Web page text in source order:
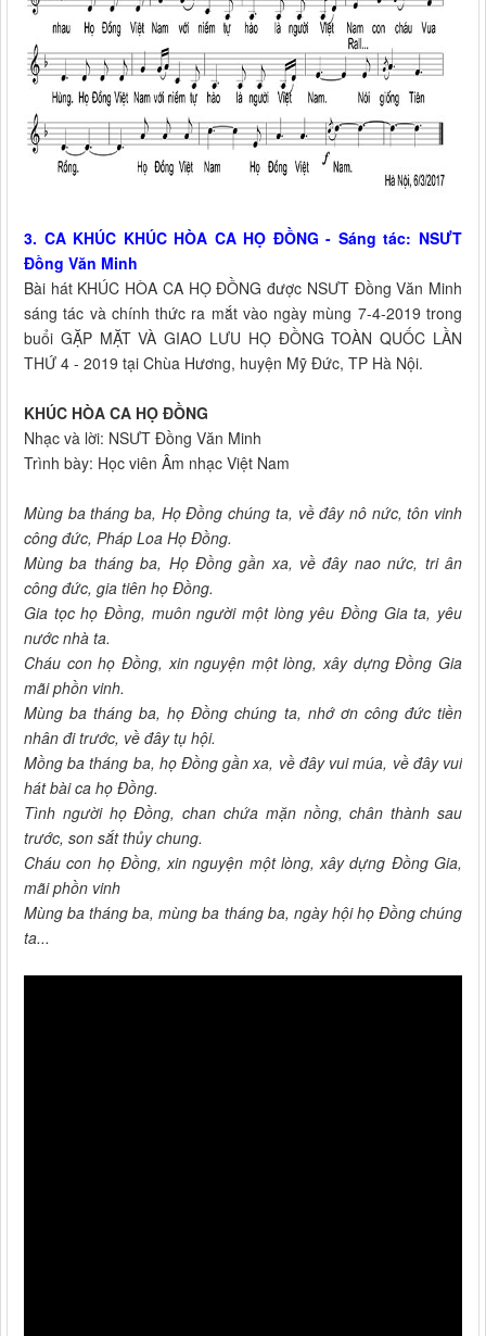
3. CA KHÚC KHÚC HÒA CA HỌ ĐỒNG- Sáng tác: NSƯT
Đồng Văn Minh
Bài hát KHÚC HÒA CA HỌ ĐỒNG được NSƯT Đồng Văn Minh
sáng tác và chính thức ra mắt vào ngày mùng 7-4-2019 trong
buổi GẶP MẶT VÀ GIAO LƯU HỌ ĐỒNG TOÀN QUỐC LẦN
THỨ 4 - 2019 tại Chùa Hương, huyện Mỹ Đức, TP Hà Nội.
KHÚC HÒA CA HỌ ĐỒNG
Nhạc và lời: NSƯT Đồng Văn Minh
Trình bày: Học viên Âm nhạc Việt Nam
Mùng ba tháng ba, Họ Đồng chúng ta, về đây nô nức, tôn vinh
công đức, Pháp Loa Họ Đồng.
Mùng ba tháng ba, Họ Đồng gần xa, về đây nao nức, tri ân
công đức, gia tiên họ Đồng.
Gia tọc họ Đồng, muôn người một lòng yêu Đồng Gia ta, yêu
nước nhà ta.
Cháu con họ Đồng, xin nguyện một lòng, xây dựng Đồng Gia
mãi phồn vinh.
Mùng ba tháng ba, họ Đồng chúng ta, nhớ ơn công đức tiền
nhân đi trước, về đây tụ hội.
Mồng ba tháng ba, họ Đồng gần xa, về đây vui múa, về đây vui
hát bài ca họ Đồng.
Tình người họ Đồng, chan chứa mặn nồng, chân thành sau
trước, son sắt thủy chung.
Cháu con họ Đồng, xin nguyện một lòng, xây dựng Đồng Gia,
mãi phồn vinh
Mùng ba tháng ba, mùng ba tháng ba, ngày hội họ Đồng chúng
ta...